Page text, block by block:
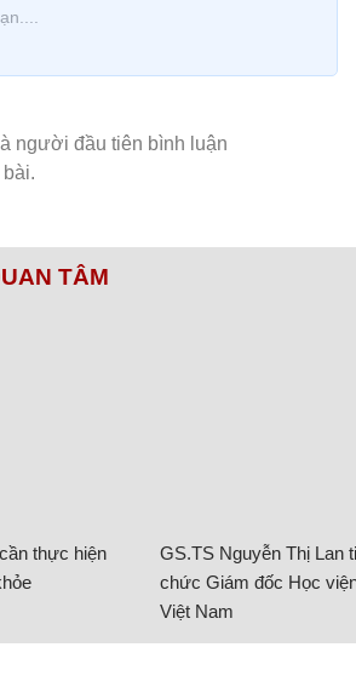
TÂM
thực hiện
GS.TS Nguyễn Thị Lan
chức Giám đốc Học
Việt Nam